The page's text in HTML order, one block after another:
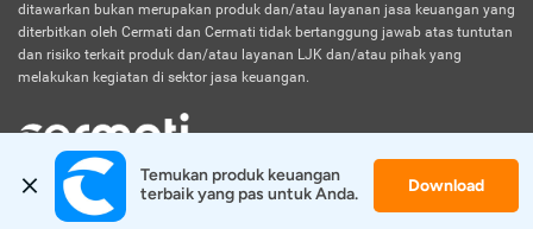
ditawarkan bukan merupakan produk dan/atau layanan jasa keuangan yang
diterbitkan oleh Cermati dan Cermati tidak bertanggung jawab atas tuntutan
dan risiko terkait produk dan/atau layanan LJK dan/atau pihak yang
melakukan kegiatan di sektor jasa keuangan.
© 2026 Cermati. All Rights Reserved.
Temukan produk keuangan
terbaik yang pas untuk Anda.
Download